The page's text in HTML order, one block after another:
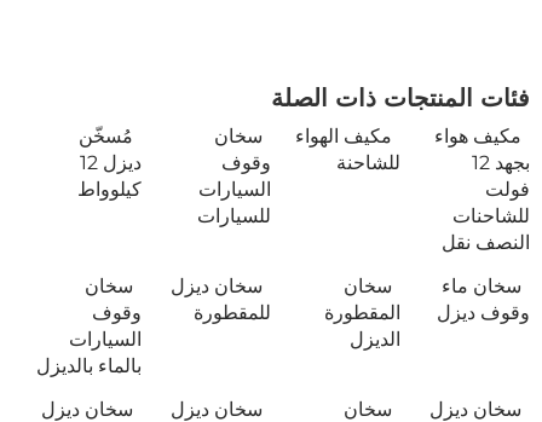
فئات المنتجات ذات الصلة
مكيف هواء
بجهد 12
فولت
للشاحنات
النصف نقل
مكيف الهواء
للشاحنة
سخان
وقوف
السيارات
للسيارات
مُسخّن
ديزل 12
كيلوواط
سخان ماء
وقوف ديزل
سخان
المقطورة
الديزل
سخان ديزل
للمقطورة
سخان
وقوف
السيارات
بالماء بالديزل
سخان ديزل
سخان
سخان ديزل
سخان ديزل